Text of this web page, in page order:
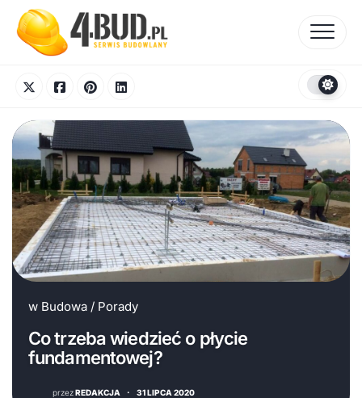
content
w Budowa / Porady
Co trzeba wiedzieć o płycie
fundamentowej?
przezREDAKCJA · 31 LIPCA 2020